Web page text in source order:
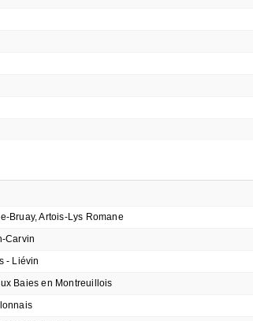
Bruay, Artois-Lys Romane
Carvin
- Liévin
Baies en Montreuillois